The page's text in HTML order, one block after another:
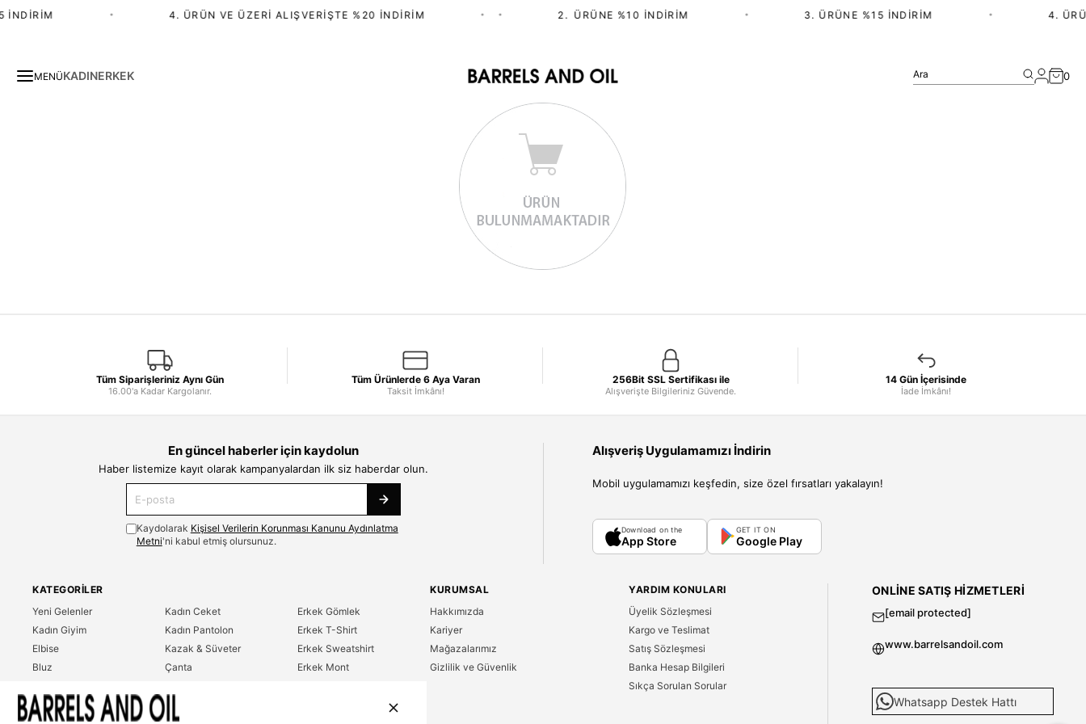
İNDIRIM 4. ÜRÜN VE ÜZERI ALIŞVERIŞTE %20 İNDIRIM 2.⁠ ⁠ÜRÜNE %10 İNDIRIM 3. ÜRÜNE %15 İNDIRIM 4.
MENÜKADINERKEK Ara 0
Tüm Siparişleriniz Aynı Gün
16.00'a Kadar Kargolanır.
Tüm Ürünlerde 6 Aya Varan
Taksit İmkânı!
256Bit SSL Sertifikası ile
Alışverişte Bilgileriniz Güvende.
14 Gün İçerisinde
İade İmkânı!
En güncel haberler için kaydolun
Haber listemize kayıt olarak kampanyalardan ilk siz haberdar olun.
Kaydolarak Kişisel Verilerin Korunması Kanunu Aydınlatma
Metni'ni kabul etmiş olursunuz.
Alışveriş Uygulamamızı İndirin
Mobil uygulamamızı keşfedin, size özel fırsatları yakalayın!
Download on the
App Store
GET IT ON
Google Play
KATEGORILER
Yeni Gelenler
Kadın Giyim
Elbise
Bluz
T-Shirt
Kadın Ceket
Kadın Pantolon
Kazak & Süveter
Çanta
Erkek Gömlek
Erkek T-Shirt
Erkek Sweatshirt
Erkek Mont
KURUMSAL
Hakkımızda
Kariyer
Mağazalarımız
Gizlilik ve Güvenlik
YARDIM KONULARI
Üyelik Sözleşmesi
Kargo ve Teslimat
Satış Sözleşmesi
Banka Hesap Bilgileri
Sıkça Sorulan Sorular
ONLINE SATIŞ HIZMETLERI
[email protected]
www.barrelsandoil.com
Whatsapp Destek Hattı